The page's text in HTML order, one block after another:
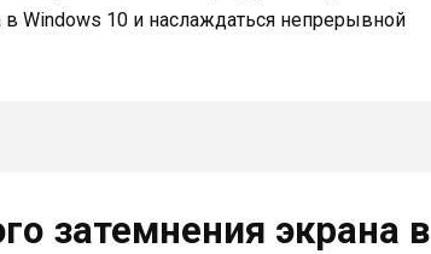
в Windows 10 и наслаждаться непрерывной
затемнения экрана в